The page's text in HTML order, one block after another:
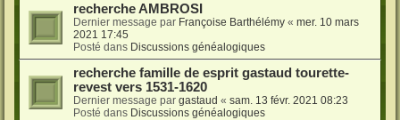
recherche AMBROSI
Dernier message par Françoise Barthélémy « mer. 10 mars
2021 17:45
Posté dans Discussions généalogiques
recherche famille de esprit gastaud tourette-
revest vers 1531-1620
Dernier message par gastaud « sam. 13 févr. 2021 08:23
Posté dans Discussions généalogiques